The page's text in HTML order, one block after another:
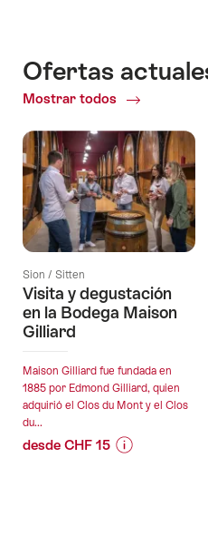
Ofertas
Mostrar todos
Ofertas
Sion / Sitten
Visita y degustación
en la Bodega Maison
Gilliard
Maison Gilliard fue fundada en
1885 por Edmond Gilliard, quien
adquirió el Clos du Mont y el Clos
du...
desde CHF 15